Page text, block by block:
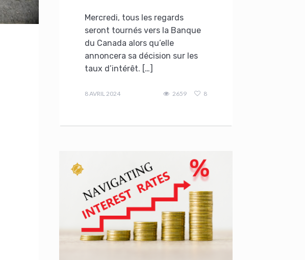
Mercredi, tous les regards
seront tournés vers la Banque
du Canada alors qu’elle
annoncera sa décision sur les
taux d’intérêt. […]
8 AVRIL 2024 2659 8